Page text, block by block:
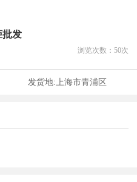
批发
浏览次数： 50次
发货地: 上海市青浦区